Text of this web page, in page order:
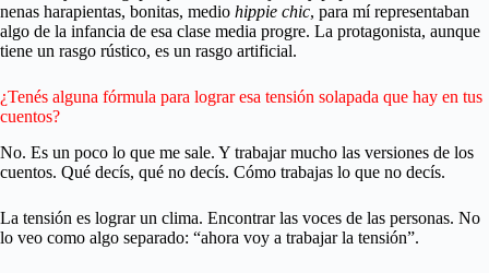
nenas harapientas, bonitas, medio hippie chic, para mí representaban
algo de la infancia de esa clase media progre. La protagonista, aunque
tiene un rasgo rústico, es un rasgo artificial.
¿Tenés alguna fórmula para lograr esa tensión solapada que hay en tus
cuentos?
No. Es un poco lo que me sale. Y trabajar mucho las versiones de los
cuentos. Qué decís, qué no decís. Cómo trabajas lo que no decís.
La tensión es lograr un clima. Encontrar las voces de las personas. No
lo veo como algo separado: “ahora voy a trabajar la tensión”.